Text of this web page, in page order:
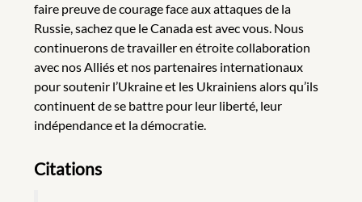
faire preuve de courage face aux attaques de la
Russie, sachez que le Canada est avec vous. Nous
continuerons de travailler en étroite collaboration
avec nos Alliés et nos partenaires internationaux
pour soutenir l’Ukraine et les Ukrainiens alors qu’ils
continuent de se battre pour leur liberté, leur
indépendance et la démocratie.
Citations